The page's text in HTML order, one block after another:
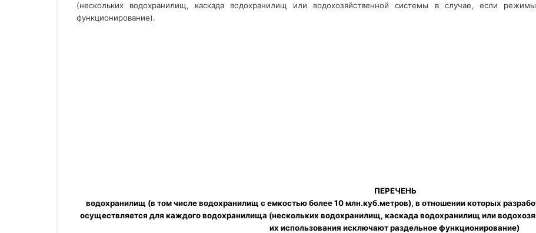
(нескольких водохранилищ, каскада водохранилищ или водохозяйственной системы в случае, если
функционирование).
ПЕРЕЧЕНЬ
водохранилищ (в том числе водохранилищ с емкостью более 10 млн.куб.метров), в отношении которых
осуществляется для каждого водохранилища (нескольких водохранилищ, каскада водохранилищ или
их использования исключают раздельное функционирование)